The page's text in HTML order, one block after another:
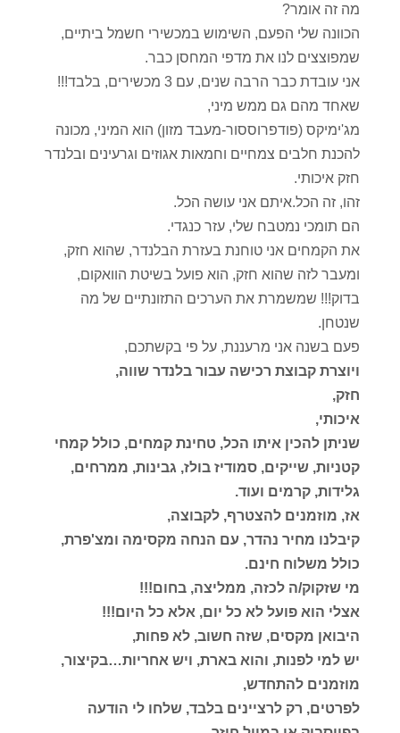
מה זה אומר?
הכוונה שלי הפעם, השימוש במכשירי חשמל ביתיים,
שמפוצצים לנו את מדפי המחסן כבר.
אני עובדת כבר הרבה שנים, עם 3 מכשירים, בלבד!!!
שאחד מהם גם ממש מיני,
מג'ימיקס (פודפרוססור-מעבד מזון) הוא המיני, מכונה
להכנת חלבים צמחיים וחמאות אגוזים וגרעינים ובלנדר
חזק איכותי.
זהו, זה הכל.איתם אני עושה הכל.
הם תומכי נמטבח שלי, עזר כנגדי.
את הקמחים אני טוחנת בעזרת הבלנדר, שהוא חזק,
ומעבר לזה שהוא חזק, הוא פועל בשיטת הוואקום,
בדוק!!! שמשמרת את הערכים התזונתיים של מה
שנטחן.
פעם בשנה אני מרעננת, על פי בקשתכם,
ויוצרת קבוצת רכישה עבור בלנדר שווה,
חזק,
איכותי,
שניתן להכין איתו הכל, טחינת קמחים, כולל קמחי
קטניות, שייקים, סמודיז בולז, גבינות, ממרחים,
גלידות, קרמים ועוד.
אז, מוזמנים להצטרף, לקבוצה,
קיבלנו מחיר נהדר, עם הנחה מקסימה ומצ'פרת,
כולל משלוח חינם.
מי שזקוק/ה לכזה, ממליצה, בחום!!!
אצלי הוא פועל לא כל יום, אלא כל היום!!!
היבואן מקסים, שזה חשוב, לא פחות,
יש למי לפנות, והוא בארת, ויש אחריות…בקיצור,
מוזמנים להתחדש,
לפרטים, רק לרציינים בלבד, שלחו לי הודעה